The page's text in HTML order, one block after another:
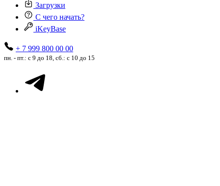
Загрузки
С чего начать?
iKeyBase
+ 7 999 800 00 00
пн. - пт.: с 9 до 18, сб.: с 10 до 15